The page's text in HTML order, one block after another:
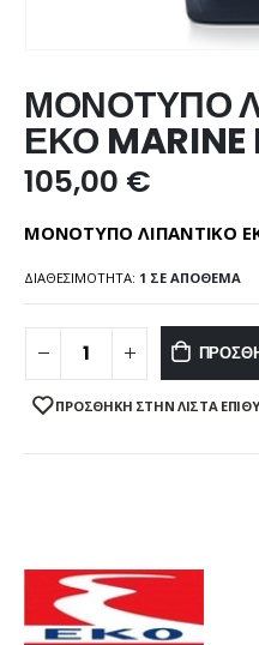
ΜΟΝΟΤΥΠΟ
ΕΚΟ MARINE
105,00 €
ΜΟΝΟΤΥΠΟ ΛΙΠΑΝΤΙΚΟ
ΔΙΑΘΕΣΙΜΌΤΗΤΑ: 1 ΣΕ ΑΠΌΘΕΜΑ
ΠΡΌΣΘΉΚΗ ΣΤΗΝ ΛΊΣΤΑ